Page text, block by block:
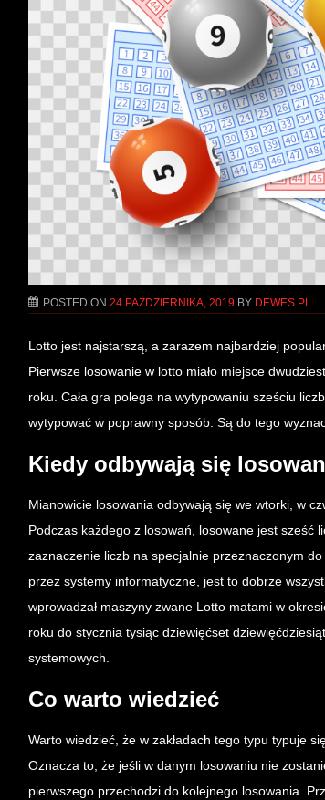
POSTED ON 24 PAŹDZIERNIKA, 2019 BY DEWES.PL
Lotto jest najstarszą, a zarazem najbardziej
Pierwsze losowanie w lotto miało miejsce
roku. Cała gra polega na wytypowaniu sześciu
wytypować w poprawny sposób. Są do tego
Kiedy odbywają się
Mianowicie losowania odbywają się we wtorki, w
Podczas każdego z losowań, losowane jest sześć
zaznaczenie liczb na specjalnie przeznaczonym
przez systemy informatyczne, jest to dobrze
wprowadzał maszyny zwane Lotto matami w
roku do stycznia tysiąc dziewięćset
systemowych.
Co warto wiedzieć
Warto wiedzieć, że w zakładach tego typu typuje
Oznacza to, że jeśli w danym losowaniu nie
pierwszego przechodzi do kolejnego losowania.